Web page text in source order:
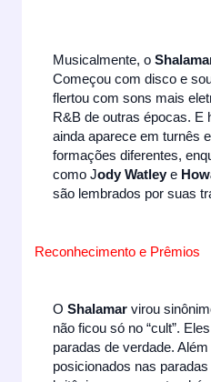
Musicalmente, o
Começou com disco e
flertou com sons mais
R&B de outras épocas. E
ainda aparece em turnês
formações diferentes,
como Jody Watley e
são lembrados por suas
Reconhecimento e Prêmios
OShalamar virou
não ficou só no “cult”.
paradas de verdade.
posicionados nas